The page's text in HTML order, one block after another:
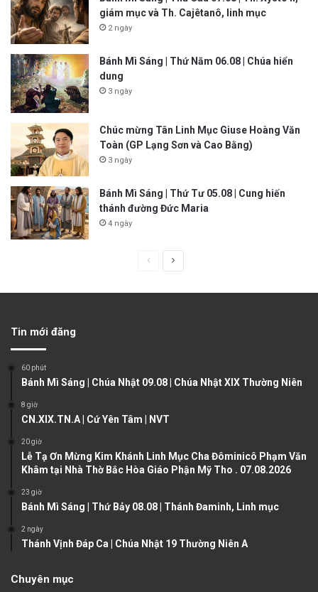
giám mục và Th. Cajêtanô, linh mục
2 ngày
Bánh Mì Sáng | Thứ Năm 06.08 | Chúa hiển
dung
3 ngày
Chúc mừng Tân Linh Mục Giuse Hoàng Văn
Toàn (GP Lạng Sơn và Cao Bằng)
3 ngày
Bánh Mì Sáng | Thứ Tư 05.08 | Cung hiến
thánh đường Đức Maria
4 ngày
u
p
g
g
Tin mới đăng
60 phút
Bánh Mì Sáng | Chúa Nhật 09.08 | Chúa Nhật XIX Thường Niên
8 giờ
CN.XIX.TN.A | Cứ Yên Tâm | NVT
20 giờ
Lễ Tạ Ơn Mừng Kim Khánh Linh Mục Cha Đôminicô Phạm Văn
Khâm tại Nhà Thờ Bắc Hòa Giáo Phận Mỹ Tho . 07.08.2026
23 giờ
Bánh Mì Sáng | Thứ Bảy 08.08 | Thánh Đaminh, Linh mục
2 ngày
Thánh Vịnh Đáp Ca | Chúa Nhật 19 Thường Niên A
Chuyên mục